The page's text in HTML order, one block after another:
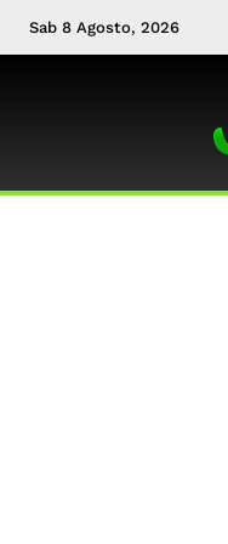
Sab 8 Agosto, 2026